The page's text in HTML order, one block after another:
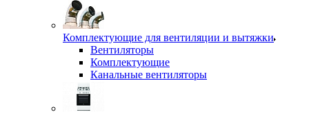
Комплектующие для вентиляции и вытяжки
Вентиляторы
Комплектующие
Канальные вентиляторы